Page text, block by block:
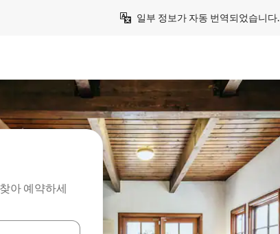
일부 정보가 자동 번역되었습니다.
아 예약하세